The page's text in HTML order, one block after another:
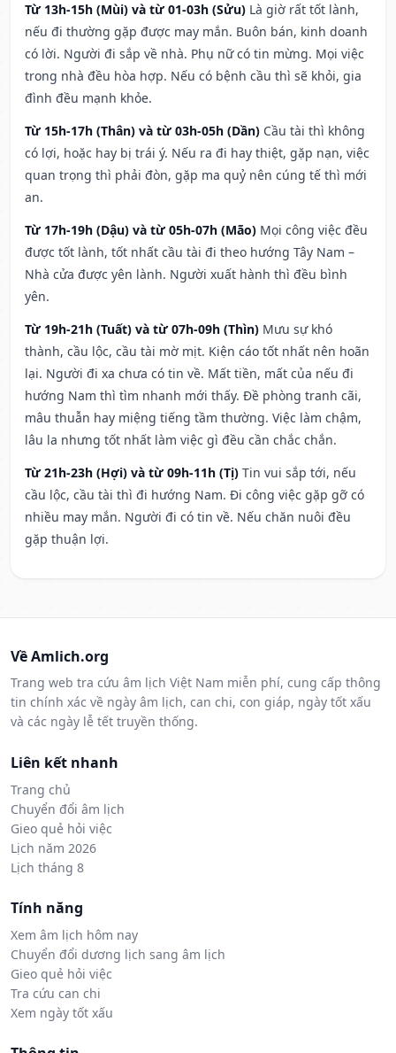
Từ 13h-15h (Mùi) và từ 01-03h (Sửu) Là giờ rất tốt lành,
nếu đi thường gặp được may mắn. Buôn bán, kinh doanh
có lời. Người đi sắp về nhà. Phụ nữ có tin mừng. Mọi việc
trong nhà đều hòa hợp. Nếu có bệnh cầu thì sẽ khỏi, gia
đình đều mạnh khỏe.
Từ 15h-17h (Thân) và từ 03h-05h (Dần) Cầu tài thì không
có lợi, hoặc hay bị trái ý. Nếu ra đi hay thiệt, gặp nạn, việc
quan trọng thì phải đòn, gặp ma quỷ nên cúng tế thì mới
an.
Từ 17h-19h (Dậu) và từ 05h-07h (Mão) Mọi công việc đều
được tốt lành, tốt nhất cầu tài đi theo hướng Tây Nam –
Nhà cửa được yên lành. Người xuất hành thì đều bình
yên.
Từ 19h-21h (Tuất) và từ 07h-09h (Thìn) Mưu sự khó
thành, cầu lộc, cầu tài mờ mịt. Kiện cáo tốt nhất nên hoãn
lại. Người đi xa chưa có tin về. Mất tiền, mất của nếu đi
hướng Nam thì tìm nhanh mới thấy. Đề phòng tranh cãi,
mâu thuẫn hay miệng tiếng tầm thường. Việc làm chậm,
lâu la nhưng tốt nhất làm việc gì đều cần chắc chắn.
Từ 21h-23h (Hợi) và từ 09h-11h (Tị) Tin vui sắp tới, nếu
cầu lộc, cầu tài thì đi hướng Nam. Đi công việc gặp gỡ có
nhiều may mắn. Người đi có tin về. Nếu chăn nuôi đều
gặp thuận lợi.
Về Amlich.org
Trang web tra cứu âm lịch Việt Nam miễn phí, cung cấp thông
tin chính xác về ngày âm lịch, can chi, con giáp, ngày tốt xấu
và các ngày lễ tết truyền thống.
Liên kết nhanh
Trang chủ
Chuyển đổi âm lịch
Gieo quẻ hỏi việc
Lịch năm 2026
Lịch tháng 8
Tính năng
Xem âm lịch hôm nay
Chuyển đổi dương lịch sang âm lịch
Gieo quẻ hỏi việc
Tra cứu can chi
Xem ngày tốt xấu